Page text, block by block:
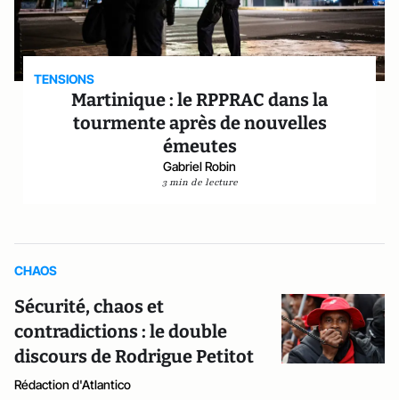
TENSIONS
Martinique : le RPPRAC dans la
tourmente après de nouvelles
émeutes
Gabriel Robin
3 min de lecture
CHAOS
Sécurité, chaos et
contradictions : le double
discours de Rodrigue Petitot
Rédaction d'Atlantico